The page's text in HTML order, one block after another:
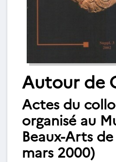
Autour de
Actes du
organisé au
Beaux-Arts de
mars 2000)